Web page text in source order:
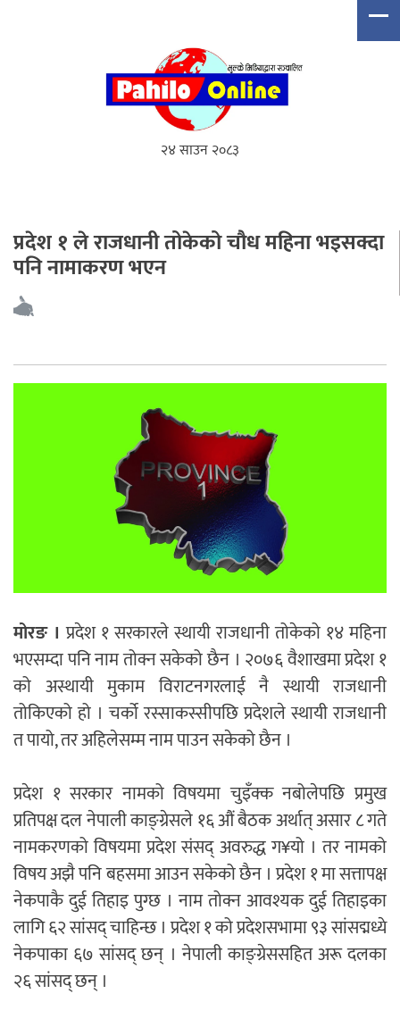
२४ साउन २०८३
प्रदेश १ ले राजधानी तोकेको चौध महिना भइसक्दा
पनि नामाकरण भएन
मोरङ । प्रदेश १ सरकारले स्थायी राजधानी तोकेको १४ महिना
भएसम्दा पनि नाम तोक्न सकेको छैन । २०७६ वैशाखमा प्रदेश १
को अस्थायी मुकाम विराटनगरलाई नै स्थायी राजधानी
तोकिएको हो । चर्को रस्साकस्सीपछि प्रदेशले स्थायी राजधानी
त पायो, तर अहिलेसम्म नाम पाउन सकेको छैन ।
प्रदेश १ सरकार नामको विषयमा चुइँक्क नबोलेपछि प्रमुख
प्रतिपक्ष दल नेपाली काङ्ग्रेसले १६ औं बैठक अर्थात् असार ८ गते
नामकरणको विषयमा प्रदेश संसद् अवरुद्ध ग¥यो । तर नामको
विषय अझै पनि बहसमा आउन सकेको छैन । प्रदेश १ मा सत्तापक्ष
नेकपाकै दुई तिहाइ पुग्छ । नाम तोक्न आवश्यक दुई तिहाइका
लागि ६२ सांसद् चाहिन्छ । प्रदेश १ को प्रदेशसभामा ९३ सांसद्मध्ये
नेकपाका ६७ सांसद् छन् । नेपाली काङ्ग्रेससहित अरू दलका
२६ सांसद् छन् ।